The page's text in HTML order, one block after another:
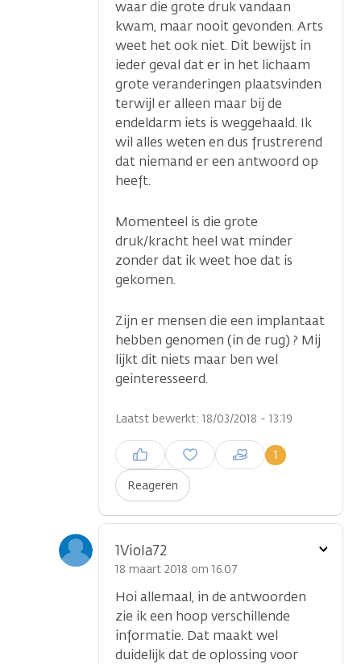
waar die grote druk vandaan
kwam, maar nooit gevonden. Arts
weet het ook niet. Dit bewijst in
ieder geval dat er in het lichaam
grote veranderingen plaatsvinden
terwijl er alleen maar bij de
endeldarm iets is weggehaald. Ik
wil alles weten en dus frustrerend
dat niemand er een antwoord op
heeft.
Momenteel is die grote
druk/kracht heel wat minder
zonder dat ik weet hoe dat is
gekomen.
Zijn er mensen die een implantaat
hebben genomen (in de rug) ? Mij
lijkt dit niets maar ben wel
geinteresseerd.
Laatst bewerkt: 18/03/2018 - 13:19
Reageren
1
Inloggen om een reactie te
plaatsen
1Viola72
18 maart 2018 om 16.07
Hoi allemaal, in de antwoorden
zie ik een hoop verschillende
informatie. Dat maakt wel
duidelijk dat de oplossing voor
Toon